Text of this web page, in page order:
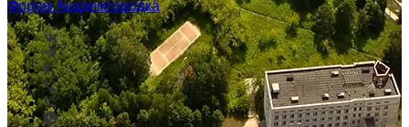
Форум Академгородка